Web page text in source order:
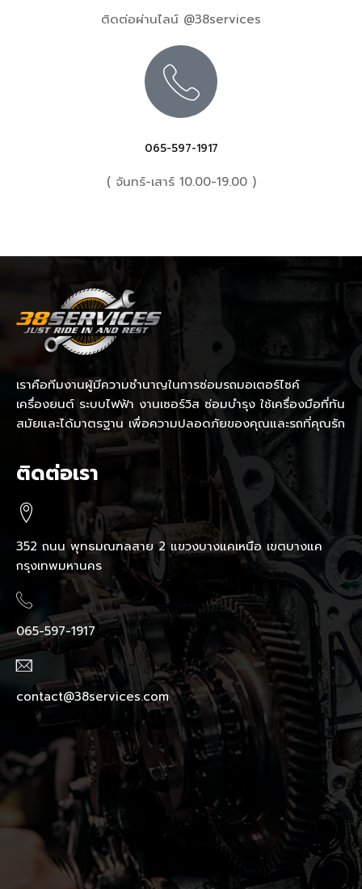
ติดต่อผ่านไลน์ @38services
065-597-1917
( จันทร์-เสาร์ 10.00-19.00 )
เราคือทีมงานผู้มีความชำนาญในการซ่อมรถมอเตอร์ไซค์
เครื่องยนต์ ระบบไฟฟ้า งานเซอร์วิส ซ่อมบำรุง ใช้เครื่องมือที่ทัน
สมัยและได้มาตรฐาน เพื่อความปลอดภัยของคุณและรถที่คุณรัก
ติดต่อเรา
352 ถนน พุทธมณฑลสาย 2 แขวงบางแคเหนือ เขตบางแค
กรุงเทพมหานคร
065-597-1917
contact@38services.com